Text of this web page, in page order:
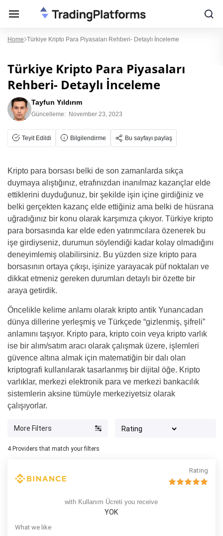
Home Türkiye Kripto Para Piyasaları Rehberi- Detaylı İnceleme
Türkiye Kripto Para Piyasaları
Rehberi- Detaylı İnceleme
Tayfun Yıldırım
Güncelleme: November 23, 2023
Teyit Edildi Bilgilendirme Bu sayfayı paylaş
Kripto para borsası belki de son zamanlarda sıkça
duymaya alıştığınız, etrafınızdan inanılmaz kazançlar elde
ettiklerini duyduğunuz, bir şekilde işin içine girdiğiniz ve
belki gerçekten kazanç elde ettiğiniz ama belki de hüsrana
uğradığınız bir konu olarak karşımıza çıkıyor. Türkiye kripto
para borsasında kar elde eden yatırımcılara özenerek bu
işe girdiyseniz, durumun söylendiği kadar kolay olmadığını
deneyimlemiş olabilirsiniz. Bu yüzden size kripto para
borsasının ortaya çıkışı, işinize yarayacak püf noktaları ve
dikkat etmeniz gereken durumları detaylı bir özette bir
araya getirdik.
Öncelikle kelime anlamı olarak kripto antik Yunancadan
dünya dillerine yerleşmiş ve Türkçede “gizlenmiş, şifreli”
anlamını taşıyor. Kripto para, kripto coin veya kripto varlık
ise bir alım/satım aracı olarak çalışmak üzere, işlemleri
güvence altına almak için matematiğin bir dalı olan
kriptografi kullanılarak tasarlanmış bir dijital öğe. Kripto
varlıklar, merkezi elektronik para ve merkezi bankacılık
sistemlerin aksine tümüyle merkeziyetsiz olarak
çalışıyorlar.
More Filters
4 Providers that match your filters
Rating
with Kullanım Ücreti you receive
YOK
What we like